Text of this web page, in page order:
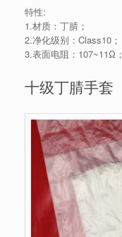
特性:
1.材质：丁腈；
2.净化级别：Class10；
3.表面电阻：107~11Ω；
十级丁腈手套